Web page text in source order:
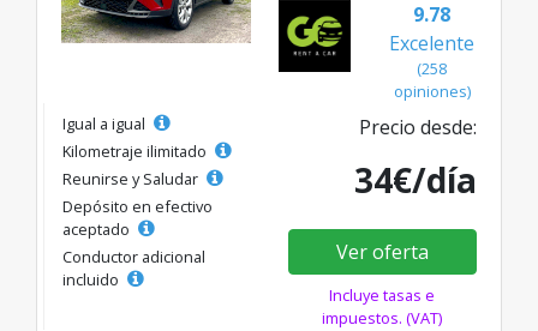
9.78
Excelente
(258
opiniones)
Igual a igual
Kilometraje ilimitado
Reunirse y Saludar
Depósito en efectivo
aceptado
Conductor adicional
incluido
Precio desde:
34€/día
Ver oferta
Incluye tasas e
impuestos. (VAT)